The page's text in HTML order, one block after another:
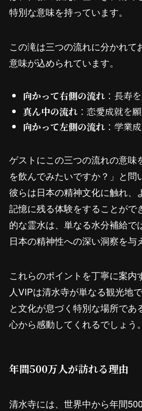
特別な意味を持っています。
この滝は三つの流れに分かれて
意味が込められています。
向かって右側の流れ：長寿
真ん中の流れ：恋愛成就を
向かって左側の流れ：学業
ゲストにこの三つの流れの意味
を飲んでみたいですか？」と問
彼らは日本の精神文化に触れ、
記憶に残る体験をすることがで
的な霊水は、単なる水分補給で
日本の精神性への深い洞察を与
これらのポイントを丁寧に案内
人VIPは清水寺が単なる観光地
と文化が息づく特別な場所であ
心から感動してくれるでしょう。
年間500万人が訪れる理由
清水寺には、世界中から年間